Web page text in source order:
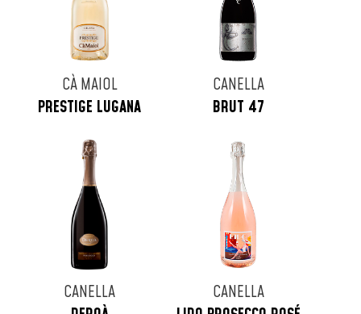
CÀ MAIOL
PRESTIGE LUGANA
CANELLA
BRUT 47
CANELLA
CANELLA